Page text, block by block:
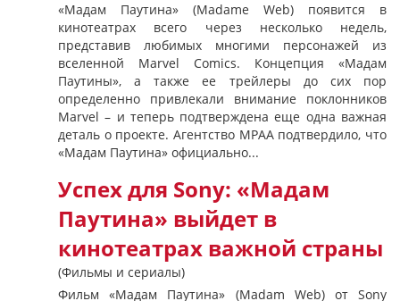
«Мадам Паутина» (Madame Web) появится в
кинотеатрах всего через несколько недель,
представив любимых многими персонажей из
вселенной Marvel Comics. Концепция «Мадам
Паутины», а также ее трейлеры до сих пор
определенно привлекали внимание поклонников
Marvel – и теперь подтверждена еще одна важная
деталь о проекте. Агентство MPAA подтвердило, что
«Мадам Паутина» официально...
Успех для Sony: «Мадам
Паутина» выйдет в
кинотеатрах важной страны
(Фильмы и сериалы)
Фильм «Мадам Паутина» (Madam Web) от Sony